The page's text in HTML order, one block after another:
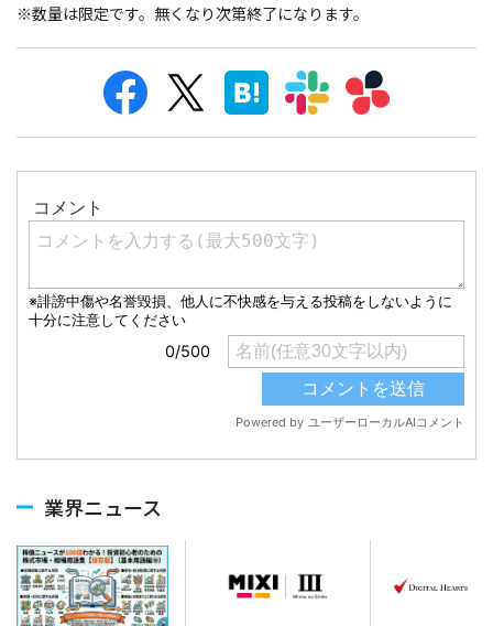
※数量は限定です。無くなり次第終了になります。
業界ニュース